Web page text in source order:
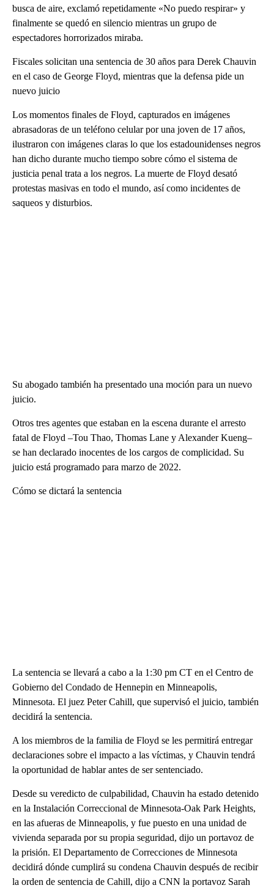
busca de aire, exclamó repetidamente «No puedo respirar» y
finalmente se quedó en silencio mientras un grupo de
espectadores horrorizados miraba.
Fiscales solicitan una sentencia de 30 años para Derek Chauvin
en el caso de George Floyd, mientras que la defensa pide un
nuevo juicio
Los momentos finales de Floyd, capturados en imágenes
abrasadoras de un teléfono celular por una joven de 17 años,
ilustraron con imágenes claras lo que los estadounidenses negros
han dicho durante mucho tiempo sobre cómo el sistema de
justicia penal trata a los negros. La muerte de Floyd desató
protestas masivas en todo el mundo, así como incidentes de
saqueos y disturbios.
Su abogado también ha presentado una moción para un nuevo
juicio.
Otros tres agentes que estaban en la escena durante el arresto
fatal de Floyd –Tou Thao, Thomas Lane y Alexander Kueng–
se han declarado inocentes de los cargos de complicidad. Su
juicio está programado para marzo de 2022.
Cómo se dictará la sentencia
La sentencia se llevará a cabo a la 1:30 pm CT en el Centro de
Gobierno del Condado de Hennepin en Minneapolis,
Minnesota. El juez Peter Cahill, que supervisó el juicio, también
decidirá la sentencia.
A los miembros de la familia de Floyd se les permitirá entregar
declaraciones sobre el impacto a las víctimas, y Chauvin tendrá
la oportunidad de hablar antes de ser sentenciado.
Desde su veredicto de culpabilidad, Chauvin ha estado detenido
en la Instalación Correccional de Minnesota-Oak Park Heights,
en las afueras de Minneapolis, y fue puesto en una unidad de
vivienda separada por su propia seguridad, dijo un portavoz de
la prisión. El Departamento de Correcciones de Minnesota
decidirá dónde cumplirá su condena Chauvin después de recibir
la orden de sentencia de Cahill, dijo a CNN la portavoz Sarah